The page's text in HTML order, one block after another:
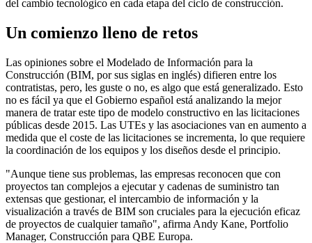
del cambio tecnológico en cada etapa del ciclo de construcción.
Un comienzo lleno de retos
Las opiniones sobre el Modelado de Información para la
Construcción (BIM, por sus siglas en inglés) difieren entre los
contratistas, pero, les guste o no, es algo que está generalizado. Esto
no es fácil ya que el Gobierno español está analizando la mejor
manera de tratar este tipo de modelo constructivo en las licitaciones
públicas desde 2015. Las UTEs y las asociaciones van en aumento a
medida que el coste de las licitaciones se incrementa, lo que requiere
la coordinación de los equipos y los diseños desde el principio.
"Aunque tiene sus problemas, las empresas reconocen que con
proyectos tan complejos a ejecutar y cadenas de suministro tan
extensas que gestionar, el intercambio de información y la
visualización a través de BIM son cruciales para la ejecución eficaz
de proyectos de cualquier tamaño", afirma Andy Kane, Portfolio
Manager, Construcción para QBE Europa.